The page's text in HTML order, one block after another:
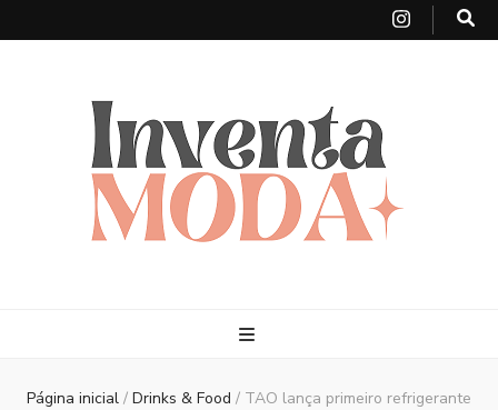
Página inicial / Drinks & Food / TAO lança primeiro refrigerante